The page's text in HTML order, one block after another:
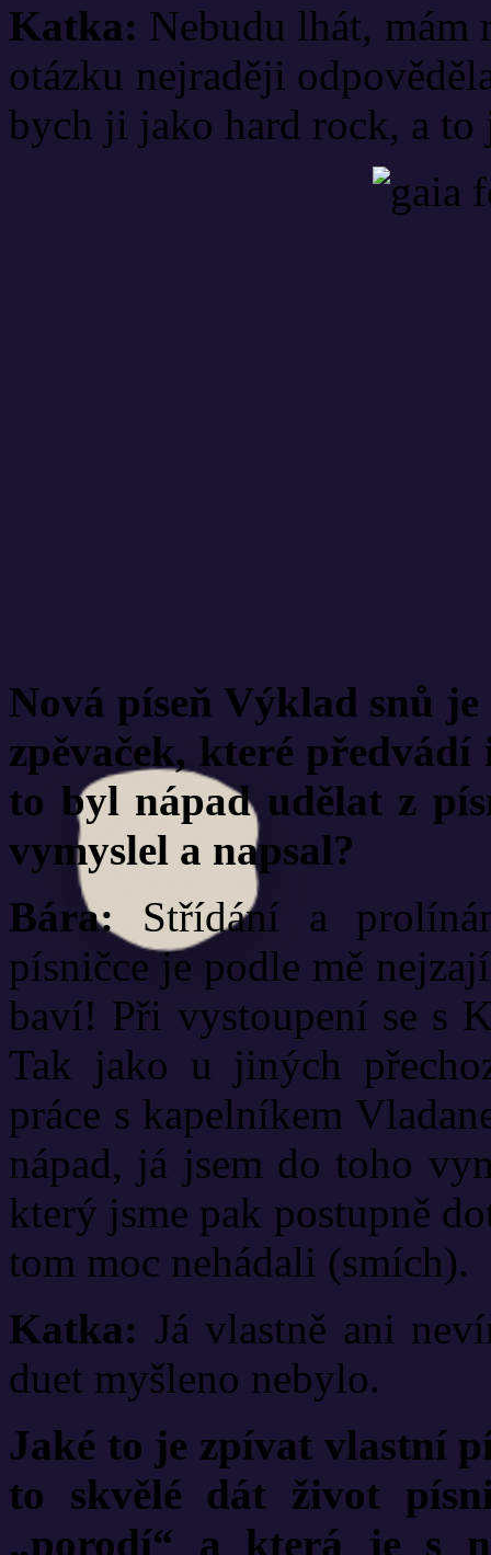
Katka: Nebudu lhát, mám
otázku nejraději
bych ji jako hard rock, a to
Nová píseň Výklad snů
zpěvaček, které
to byl nápad udělat z
vymyslel a napsal?
Bára: Střídání a
písničce je podle mě
baví! Při vystoupení se s
Tak jako u jiných
práce s kapelníkem
nápad, já jsem do toho
který jsme pak postupně
tom moc nehádali (smích).
Katka: Já vlastně ani
duet myšleno nebylo.
Jaké to je zpívat vlastní
to skvělé dát život
„porodí“ a která je s